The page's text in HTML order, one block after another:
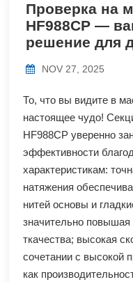
Проверка на
HF988CP —
решение для
NOV 27, 2025
То, что вы видите в
настоящее чудо!
HF988CP уверенно
эффективности
характеристикам:
натяжения
нитей основы и
значительно
ткачества; высокая
сочетании с высокой
как